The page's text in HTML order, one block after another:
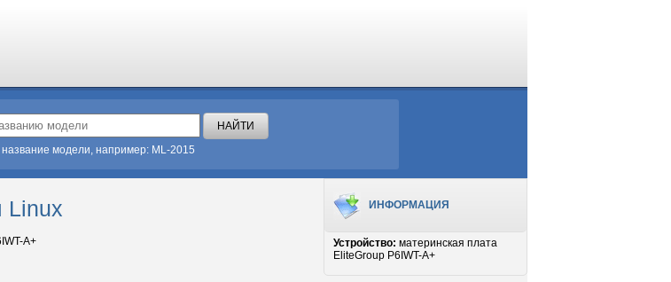
название модели, например: ML-2015
Linux
A+
ИНФОРМАЦИЯ
Устройство: материнская плата
EliteGroup P6IWT-A+